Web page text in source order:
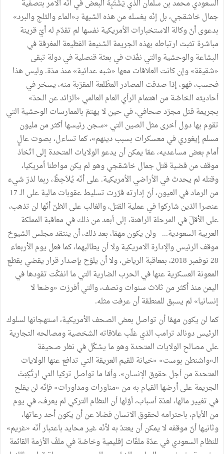
السعودي محمد بن سلمان الذي يَشْتَبِهُ البعض في أنّه الآمر بتصفية
جمال خاشقجي، بل إنّه يغسله من هذه الشبهة بـ«الماء والثلج والبرد»
بدعوى أنّ وكالة الاستخبارات الأمريكية نفسها لم تقدّم له أيّ قرينة
مباشرة تثبت ارتباطه بهذه الجريمة الشنيعة الفظيعة المغرقة في
البشاعة والوحشية والتي نفّذت في بعثة قنصلية في دولة تبقى
«شقيقة» وإن كانت العلاقات معها «شبه عدائية» منذ مدّة. وليس هذا
فحسب، فهو، إذا صدقت المصادر المطّلعة المقرّبة منه، يسخر في
أحاديثه الخاصّة من اهتمام الرأي العام العالمي «الزائد عن الحدّ»
بجريمة قتل مجرّد صحافي، في حين لا يهتمّ بالممارسات الوحشية التي
تقوم بها دول أخرى مثل الصين التي «سجن رئيسها أكثر من مليون
مسلم إيغوري في معسكرات بسبب دينهم»، كما تساءل، بصوت عالٍ
أمام بعض مساعديه، عمّا يمكن أن يدعو الولايات المتحدة إلى اتّخاذ
موقف من قضية قتل جمال خاشقجي وهو لم يكن مواطنا أمريكيا،
وقتله لم يحدث في الأراضي الأمريكية. على أنّه يُلاَحِظُ، ربما لذرّ شيء
من الرماد في العيون، أنّ إدارته قرّرت تسليط عقوبات مالية على الـ 17
عنصرا الذين شاركوا في عملية القتل، والغالب على الظنّ أنّها لن تذهب،
على الأقلّ في المرحلة الراهنة، إلى أبعد من ذلك في معاقبة المملكة
العربية السعودية... ولن يكون مهمّا، بعد ذلك، أن ينتقد مجلس الشيوخ
موقف الرئيس والإدارة الامريكية ولا أن يطالبهما، كما فعل يوم الأربعاء
28 نوفمبر 2018، بمعاقبة الرياض، ولا أن يلوّح بإصدار قرار يقضي بقطع
المعونة العسكرية عنها في الحرب الضارية التي ما انفكّت تقودها في
اليمن منذ أكثر من ثلاث سنوات ونصف، والتي أفرزت «وضعا لا
إنسانيا» لم يسبق للمنطقة أن عرفت مثله.
كما لن يكون مهمّا أن تواصل بعض الصحف الأمريكية، استهجانها لسلوك
الرئيس دونالد ترامب الذي غلّب علاقاته الشخصية ومصالحه التجارية
على مصالح الولايات المتحدة وهو ما يشكّل في نظر صحيفة
الـ»واشنطن بوست» «خيانة للقيم العريقة التي تدافع عنها الولايات
المتحدة من أجل حقوق الإنسان». وأمّا ما تواصل تركيا التي ارتُكِبَتْ
الجريمة على أرضها القيام به من «مناورات ومداورات» فإنّه لن يفلح
في تغيير مآلها، لعدّة أسباب، أوّلها أن النظام التركي لم يعرف، في يوم
من الأيام، باحترامه لحقوق الانسان فضلا عن أن يكون أحد رعاتها،
وثانيها أنّ موقفه لا يمكن أن يعتدّ به لأنّه غير محايد باعتبار أنّه «غريم»
للنظام السعودي في عدّة ملفّات إقليمية وخاصّة في ملفّ الأزمة القائمة